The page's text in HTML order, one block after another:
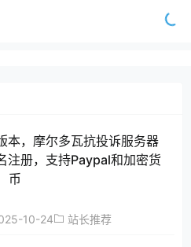
，摩尔多瓦抗投诉服务器
注册，支持Paypal和加密货
币
10-24 站长推荐